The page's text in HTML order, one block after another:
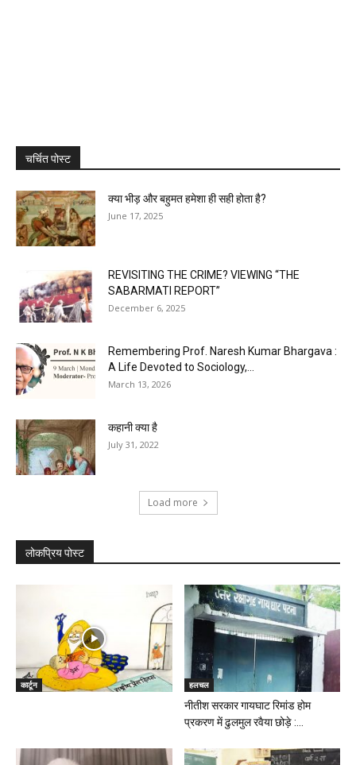
चर्चित पोस्ट
क्या भीड़ और बहुमत हमेशा ही सही होता है?
June 17, 2025
REVISITING THE CRIME? VIEWING “THE
SABARMATI REPORT”
December 6, 2025
Remembering Prof. Naresh Kumar Bhargava :
A Life Devoted to Sociology,...
March 13, 2026
कहानी क्या है
July 31, 2022
Load more
लोकप्रिय पोस्ट
कार्टून हलचल
नीतीश सरकार गायघाट रिमांड होम
प्रकरण में ढुलमुल रवैया छोड़े :...